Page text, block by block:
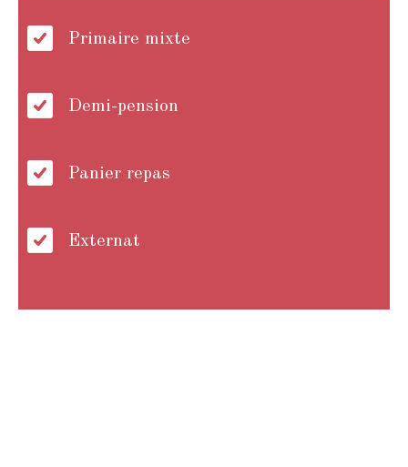
Primaire mixte
Demi-pension
Panier repas
Externat